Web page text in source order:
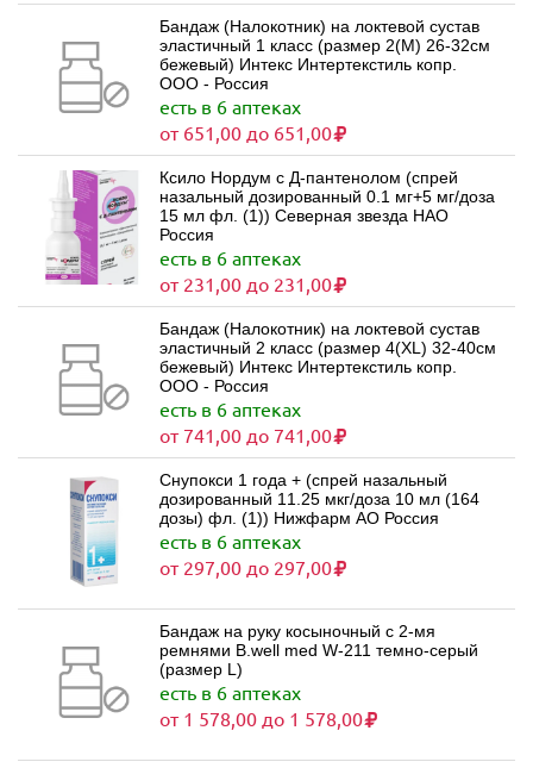
Бандаж (Налокотник) на локтевой сустав
эластичный 1 класс (размер 2(M) 26-32см
бежевый) Интекс Интертекстиль копр.
ООО - Россия
есть в 6 аптеках
от 651,00 до 651,00
Ксило Нордум с Д-пантенолом (спрей
назальный дозированный 0.1 мг+5 мг/доза
15 мл фл. (1)) Северная звезда НАО
Россия
есть в 6 аптеках
от 231,00 до 231,00
Бандаж (Налокотник) на локтевой сустав
эластичный 2 класс (размер 4(XL) 32-40см
бежевый) Интекс Интертекстиль копр.
ООО - Россия
есть в 6 аптеках
от 741,00 до 741,00
Снупокси 1 года + (спрей назальный
дозированный 11.25 мкг/доза 10 мл (164
дозы) фл. (1)) Нижфарм АО Россия
есть в 6 аптеках
от 297,00 до 297,00
Бандаж на руку косыночный с 2-мя
ремнями B.well med W-211 темно-серый
(размер L)
есть в 6 аптеках
от 1 578,00 до 1 578,00